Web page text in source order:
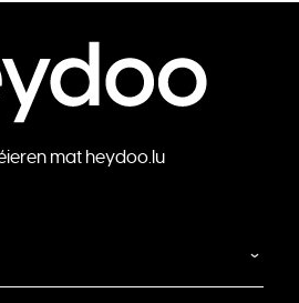
mat heydoo.lu